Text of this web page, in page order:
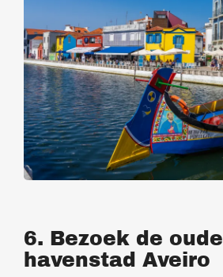
6. Bezoek de oude
havenstad Aveiro